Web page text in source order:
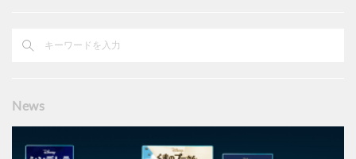
News